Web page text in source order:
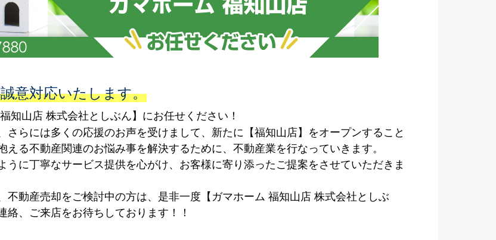
意対応いたします。
知山店 株式会社としぶん】にお任せください！
らには多くの応援のお声を受けまして、新たに【福知山店】をオープンすること
る不動産関連のお悩み事を解決するために、不動産業を行なっていきます。
に丁寧なサービス提供を心がけ、お客様に寄り添ったご提案をさせていただきま
動産売却をご検討中の方は、是非一度【ガマホーム 福知山店 株式会社としぶ
、ご来店をお待ちしております！！